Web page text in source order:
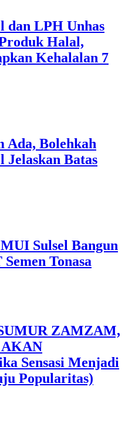
dan LPH Unhas
Halal,
Kehalalan 7
Ada, Bolehkah
Jelaskan Batas
Sulsel Bangun
Tonasa
ZAMZAM,
Sensasi Menjadi
Popularitas)